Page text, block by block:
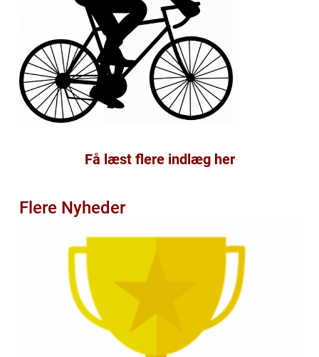
Få læst flere indlæg her
Flere Nyheder